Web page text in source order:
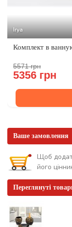
Irya
Комплект в
5571 грн
5356 грн
Ваше замовлення
Щоб
його
Переглянуті